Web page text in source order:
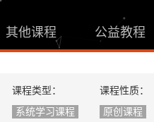
其他课程 公益教程
课程类型：
系统学习课程
课程性质：
原创课程